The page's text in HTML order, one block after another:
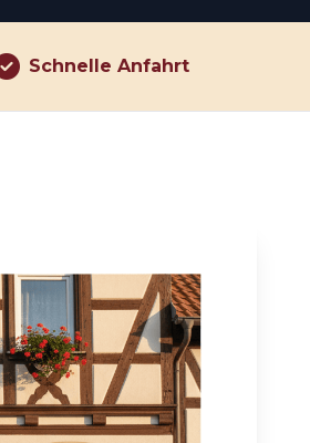
Schnelle Anfahrt